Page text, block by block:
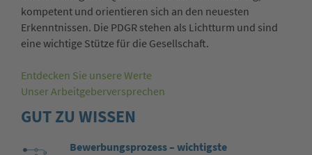
kompetent und orientieren sich an den neuesten
Erkenntnissen. Die PDGR stehen als Lichtturm und sind
eine wichtige Stütze für die Gesellschaft.
Entdecken Sie unsere Werte
Unser Arbeitgeberversprechen
GUT ZU WISSEN
Bewerbungsprozess – wichtigste